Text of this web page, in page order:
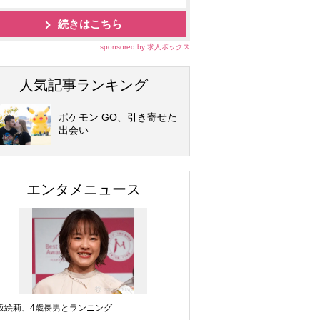
続きはこちら
sponsored by 求人ボックス
人気記事ランキング
ポケモン GO、引き寄せた
出会い
エンタメニュース
絵莉、4歳長男とランニング